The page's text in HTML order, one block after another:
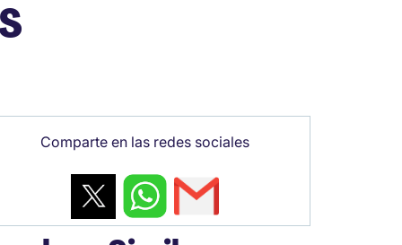
Comparte en las redes sociales